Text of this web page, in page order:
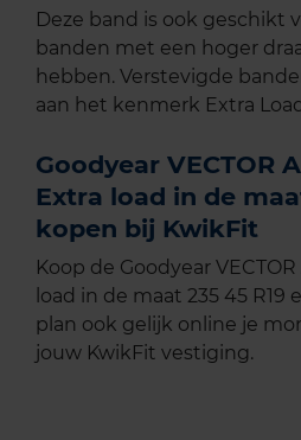
Deze band is ook geschikt
banden met een hoger
hebben. Verstevigde
aan het kenmerk Extra
Goodyear VECTOR
Extra load in de
kopen bij KwikFit
Koop de Goodyear
load in de maat 235 45
plan ook gelijk online je
jouw KwikFit vestiging.